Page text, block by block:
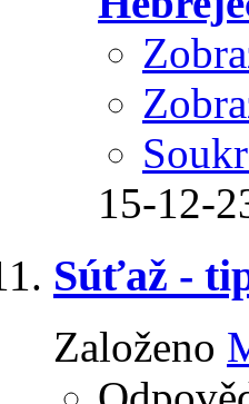
15-12-
Súťaž -
Založeno